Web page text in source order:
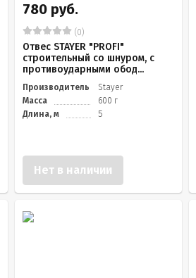
780 руб.
(0)
Отвес STAYER "PROFI"
строительный со шнуром, с
противоударными обод...
Производитель
Stayer
Масса
600 г
Длина, м
5
Нет в наличии